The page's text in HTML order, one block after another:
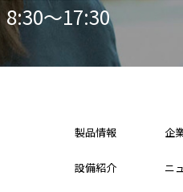
～17:30
製品情報
設備紹介
企
ニ